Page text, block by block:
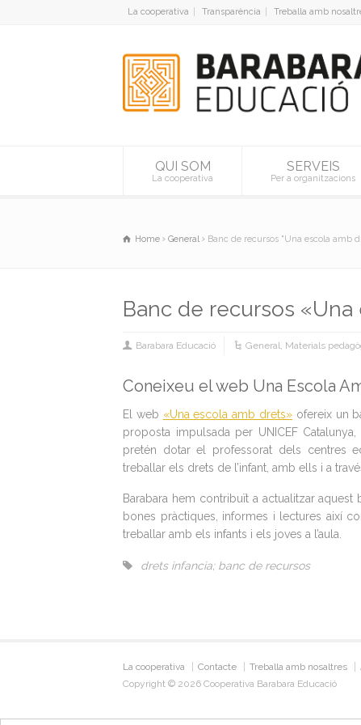
La cooperativa Transparència Treballa amb
QUI SOM
La cooperativa
SERVEIS
Per a organitzacions
Home General Banc de recursos "Una escola amb
Banc de recursos
Barabara Educació General, Materials
Coneixeu el web Una Escola
El web «Una escola amb drets»ofereix un
proposta impulsada per UNICEF
pretén dotar el professorat dels centres
treballar els drets de l’infant, amb ells i a
Barabara hem contribuït a actualitzar
bones pràctiques, informes i lectures així
treballar amb els infants i els joves a l’aula.
drets infancia; banc de recursos
La cooperativa Contacte Treballa amb nosaltres
Copyright © 2026 Cooperativa Barabara Educació